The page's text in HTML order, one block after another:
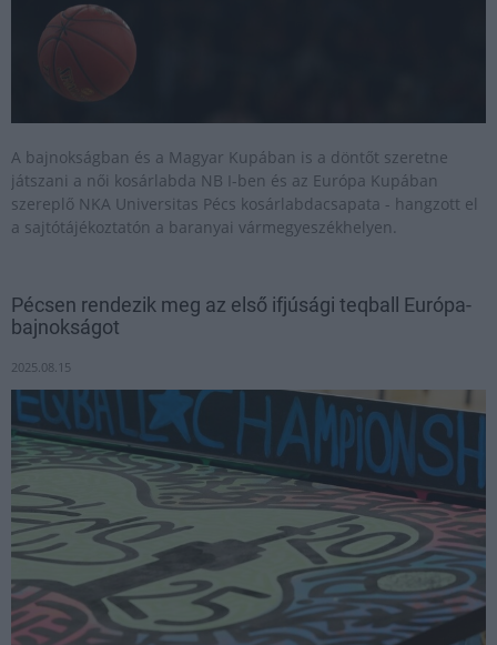
A bajnokságban és a Magyar Kupában is a döntőt szeretne
játszani a női kosárlabda NB I-ben és az Európa Kupában
szereplő NKA Universitas Pécs kosárlabdacsapata - hangzott el
a sajtótájékoztatón a baranyai vármegyeszékhelyen.
Pécsen rendezik meg az első ifjúsági teqball Európa-
bajnokságot
2025.08.15